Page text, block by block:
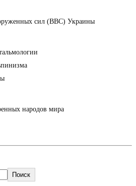
сил (ВВС) Украины
народов мира
Поиск